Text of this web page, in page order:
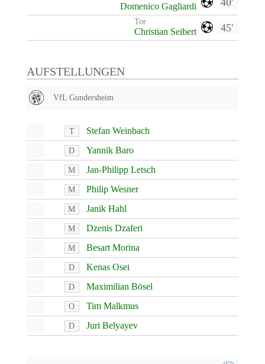
40'
Domenico Gagliardi
45'
Tor
Christian Seibert
AUFSTELLUNGEN
VfL Gundersheim
T Stefan Weinbach
D Yannik Baro
M Jan-Philipp Letsch
M Philip Wesner
M Janik Hahl
M Dzenis Dzaferi
M Besart Morina
D Kenas Osei
D Maximilian Bösel
O Tim Malkmus
D Juri Belyayev